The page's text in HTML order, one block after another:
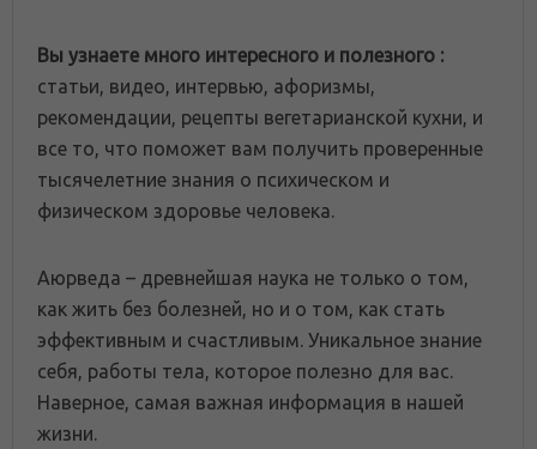
Вы узнаете много интересного и полезного :
статьи, видео, интервью, афоризмы,
рекомендации, рецепты вегетарианской кухни, и
все то, что поможет вам получить проверенные
тысячелетние знания о психическом и
физическом здоровье человека.
Аюрведа – древнейшая наука не только о том,
как жить без болезней, но и о том, как стать
эффективным и счастливым. Уникальное знание
себя, работы тела, которое полезно для вас.
Наверное, самая важная информация в нашей
жизни.